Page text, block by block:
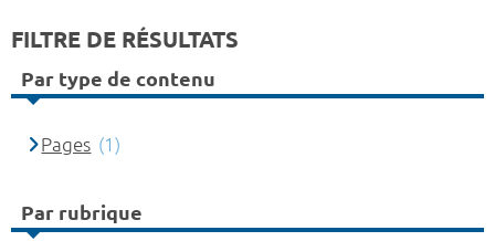
FILTRE DE RÉSULTATS
Par type de contenu
Pages (1)
Par rubrique